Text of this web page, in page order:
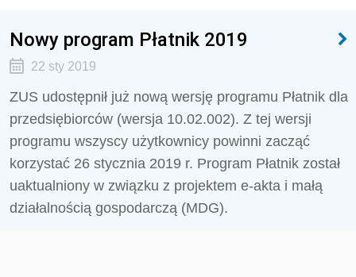
Nowy program Płatnik 2019
22 sty 2019
ZUS udostępnił już nową wersję programu Płatnik dla
przedsiębiorców (wersja 10.02.002). Z tej wersji
programu wszyscy użytkownicy powinni zacząć
korzystać 26 stycznia 2019 r. Program Płatnik został
uaktualniony w związku z projektem e-akta i małą
działalnością gospodarczą (MDG).